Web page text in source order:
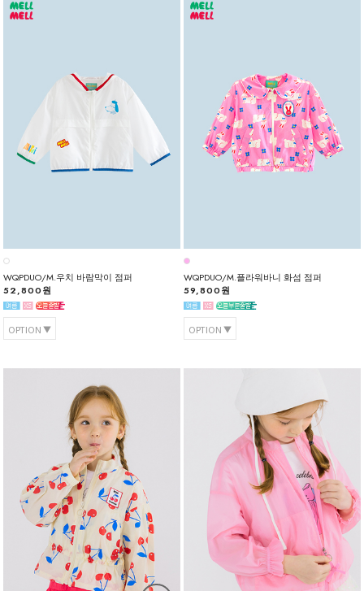
WQPDUO/M.우치 바람막이 점퍼
52,800원
OPTION
WQPDUO/M.플라워바니 화섬 점퍼
59,800원
OPTION